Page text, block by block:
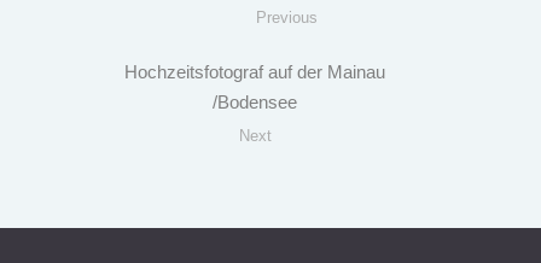
Previous
Hochzeitsfotograf auf der Mainau
/Bodensee
Next